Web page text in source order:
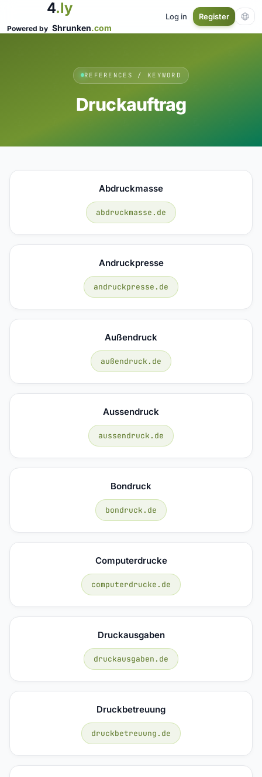
4.ly
Powered by Shrunken.com
Log in Register
REFERENCES / KEYWORD
Druckauftrag
Abdruckmasse
abdruckmasse.de
Andruckpresse
andruckpresse.de
Außendruck
außendruck.de
Aussendruck
aussendruck.de
Bondruck
bondruck.de
Computerdrucke
computerdrucke.de
Druckausgaben
druckausgaben.de
Druckbetreuung
druckbetreuung.de